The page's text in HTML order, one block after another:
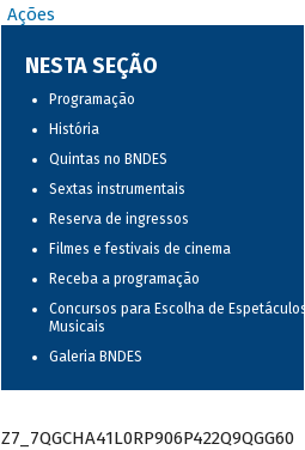
Ações
NESTA SEÇÃO
Programação
História
Quintas no BNDES
Sextas instrumentais
Reserva de ingressos
Filmes e festivais de cinema
Receba a programação
Concursos para Escolha de Espetáculos
Musicais
Galeria BNDES
Z7_7QGCHA41L0RP906P422Q9QGG60